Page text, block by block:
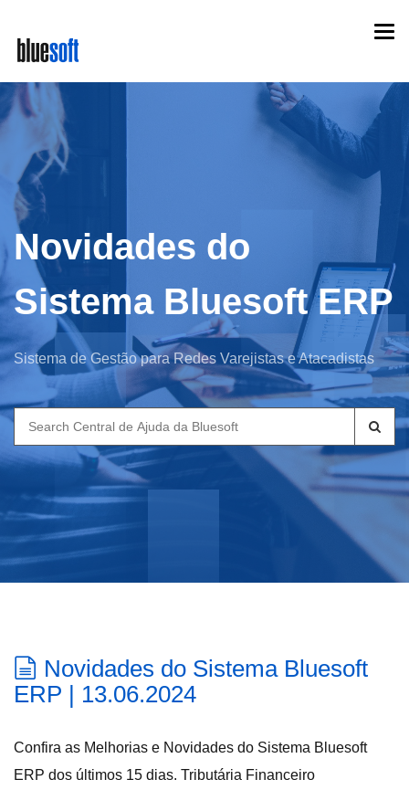
main
content
Novidades do
Sistema Bluesoft ERP
Sistema de Gestão para Redes Varejistas e Atacadistas
Search
for:
Novidades do Sistema Bluesoft
ERP | 13.06.2024
Confira as Melhorias e Novidades do Sistema Bluesoft
ERP dos últimos 15 dias. Tributária Financeiro